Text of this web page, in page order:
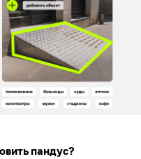
пандус?